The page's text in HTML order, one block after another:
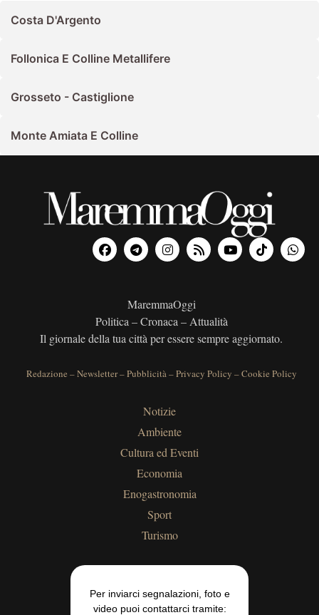
Costa D'Argento
Follonica E Colline Metallifere
Grosseto - Castiglione
Monte Amiata E Colline
MaremmaOggi
Politica – Cronaca – Attualità
Il giornale della tua città per essere sempre aggiornato.
Redazione –Newsletter–Pubblicità–Privacy Policy –Cookie Policy
Notizie
Ambiente
Cultura ed Eventi
Economia
Enogastronomia
Sport
Turismo
Per inviarci segnalazioni, foto e
video puoi contattarci tramite: